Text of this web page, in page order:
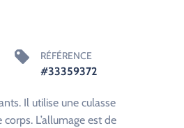
RÉFÉRENCE
#33359372
Il utilise une culasse
L’allumage est de